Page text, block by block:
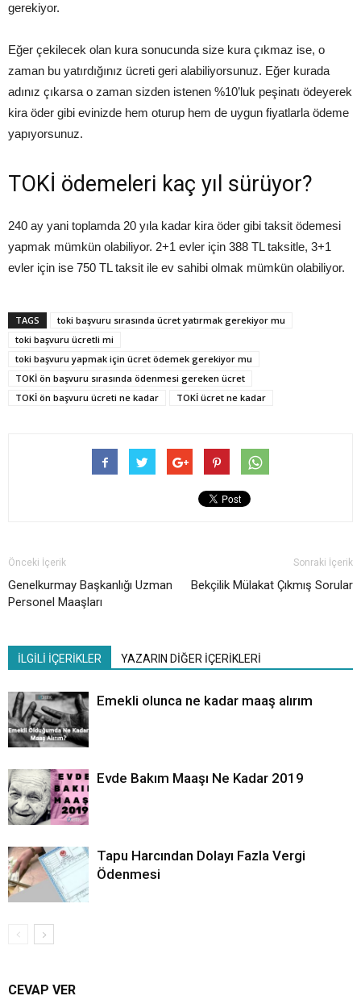
gerekiyor.
Eğer çekilecek olan kura sonucunda size kura çıkmaz ise, o
zaman bu yatırdığınız ücreti geri alabiliyorsunuz. Eğer kurada
adınız çıkarsa o zaman sizden istenen %10’luk peşinatı ödeyerek
kira öder gibi evinizde hem oturup hem de uygun fiyatlarla ödeme
yapıyorsunuz.
TOKİ ödemeleri kaç yıl sürüyor?
240 ay yani toplamda 20 yıla kadar kira öder gibi taksit ödemesi
yapmak mümkün olabiliyor. 2+1 evler için 388 TL taksitle, 3+1
evler için ise 750 TL taksit ile ev sahibi olmak mümkün olabiliyor.
TAGS
toki başvuru sırasında ücret yatırmak gerekiyor mu
toki başvuru ücretli mi
toki başvuru yapmak için ücret ödemek gerekiyor mu
TOKİ ön başvuru sırasında ödenmesi gereken ücret
TOKİ ön başvuru ücreti ne kadar
TOKİ ücret ne kadar
Önceki İçerik
Genelkurmay Başkanlığı Uzman
Personel Maaşları
Sonraki İçerik
Bekçilik Mülakat Çıkmış Sorular
İLGİLİ İÇERİKLER YAZARIN DİĞER İÇERİKLERİ
Emekli olunca ne kadar maaş alırım
Evde Bakım Maaşı Ne Kadar 2019
Tapu Harcından Dolayı Fazla Vergi
Ödenmesi
CEVAP VER